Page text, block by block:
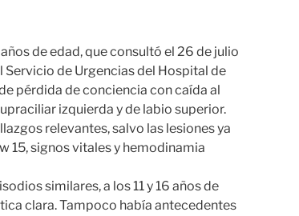
de edad, que consultó el 26 de julio
Servicio de Urgencias del Hospital de
pérdida de conciencia con caída al
izquierda y de labio superior.
relevantes, salvo las lesiones ya
15, signos vitales y hemodinamia
similares, a los 11 y 16 años de
clara. Tampoco había antecedentes